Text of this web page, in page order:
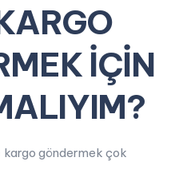
İÇİN
kargo göndermek çok